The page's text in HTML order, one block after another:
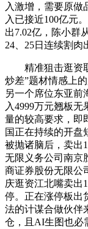
入激增，需要原做
入已接近100亿元
出7.02亿，陈小群
24、25日连续割肉
精准狙击逛资取
炒差”题材情感上
另一个席位东亚前
入4999万元翘板
量的较高要求，即
国正在持续的开盘
被抛诸脑后，卖出
无限义务公司南京
商证券股份无限公
庆逛资江北嘴卖出
停。正在涨停板出
法的计谋合做伙伴
仓，且AI生图也必